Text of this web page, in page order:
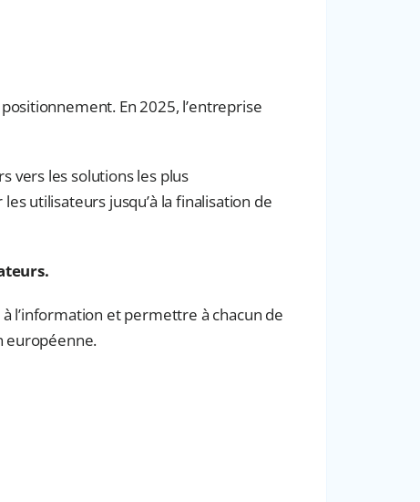
En 2025, l’entreprise
vers les solutions les plus
utilisateurs jusqu’à la finalisation de
l’information et permettre à chacun de
européenne.